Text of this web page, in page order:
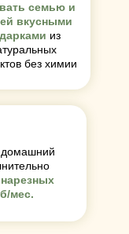
семью и
вкусными
из
без химии
домашний
мес.